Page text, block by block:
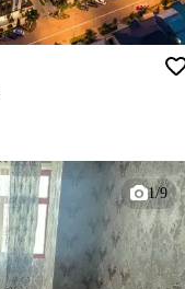
1/9